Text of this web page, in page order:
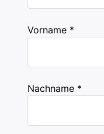
Vorname *
Nachname *